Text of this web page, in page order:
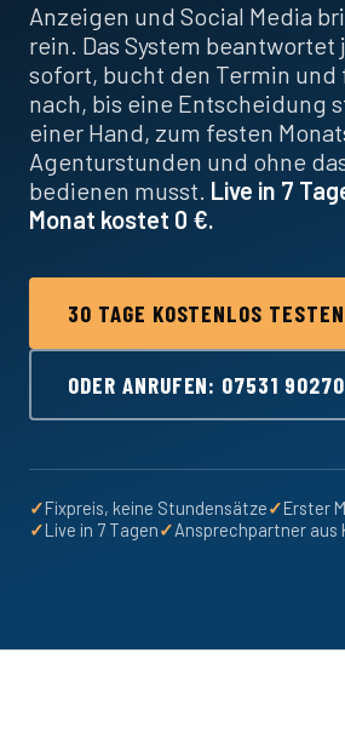
Anzeigen und Social Media
rein. Das System
sofort, bucht den Termin und
nach, bis eine Entscheidung
einer Hand, zum festen
Agenturstunden und ohne
bedienen musst. Live in 7
Monat kostet 0 €.
30 TAGE KOSTENLOS TESTEN
ODER ANRUFEN: 07531
✓Fixpreis, keine Stundensätze✓Erster
✓Live in 7 Tagen✓Ansprechpartner aus